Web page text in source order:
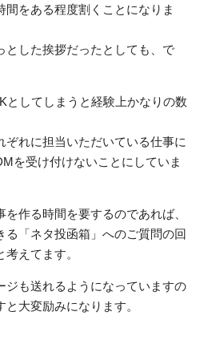
間をある程度割くことになりま
とした挨拶だったとしても、で
としてしまうと経験上かなりの数
ぞれに担当いただいている仕事に
を受け付けないことにしていま
作る時間を要するのであれば、
る「ネタ投函箱」へのご質問の回
えてます。
ジも送れるようになっていますの
大変励みになります。